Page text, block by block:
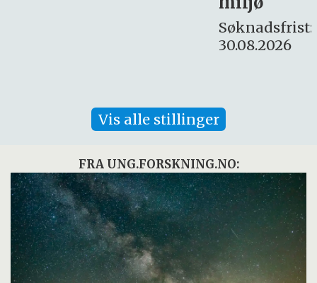
16. august.
Vis alle stillinger
FRA UNG.FORSKNING.NO: